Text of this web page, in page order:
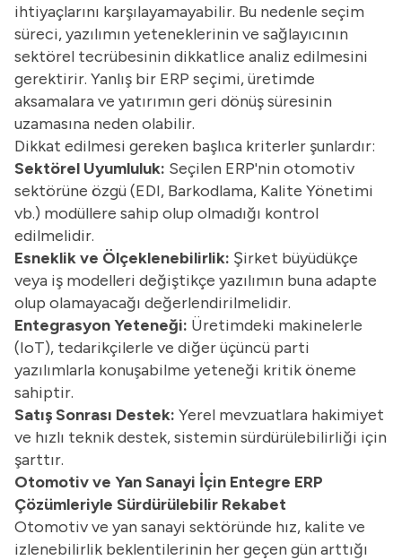
ihtiyaçlarını karşılayamayabilir. Bu nedenle seçim
süreci, yazılımın yeteneklerinin ve sağlayıcının
sektörel tecrübesinin dikkatlice analiz edilmesini
gerektirir. Yanlış bir ERP seçimi, üretimde
aksamalara ve yatırımın geri dönüş süresinin
uzamasına neden olabilir.
Dikkat edilmesi gereken başlıca kriterler şunlardır:
Sektörel Uyumluluk: Seçilen ERP'nin otomotiv
sektörüne özgü (EDI, Barkodlama, Kalite Yönetimi
vb.) modüllere sahip olup olmadığı kontrol
edilmelidir.
Esneklik ve Ölçeklenebilirlik: Şirket büyüdükçe
veya iş modelleri değiştikçe yazılımın buna adapte
olup olamayacağı değerlendirilmelidir.
Entegrasyon Yeteneği: Üretimdeki makinelerle
(IoT), tedarikçilerle ve diğer üçüncü parti
yazılımlarla konuşabilme yeteneği kritik öneme
sahiptir.
Satış Sonrası Destek: Yerel mevzuatlara hakimiyet
ve hızlı teknik destek, sistemin sürdürülebilirliği için
şarttır.
Otomotiv ve Yan Sanayi İçin Entegre ERP
Çözümleriyle Sürdürülebilir Rekabet
Otomotiv ve yan sanayi sektöründe hız, kalite ve
izlenebilirlik beklentilerinin her geçen gün arttığı